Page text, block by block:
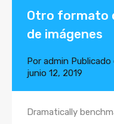
Otro formato
de imágenes
Por admin Publicado
junio 12, 2019
Dramatically